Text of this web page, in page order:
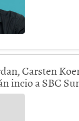
Carsten
incio a SBC